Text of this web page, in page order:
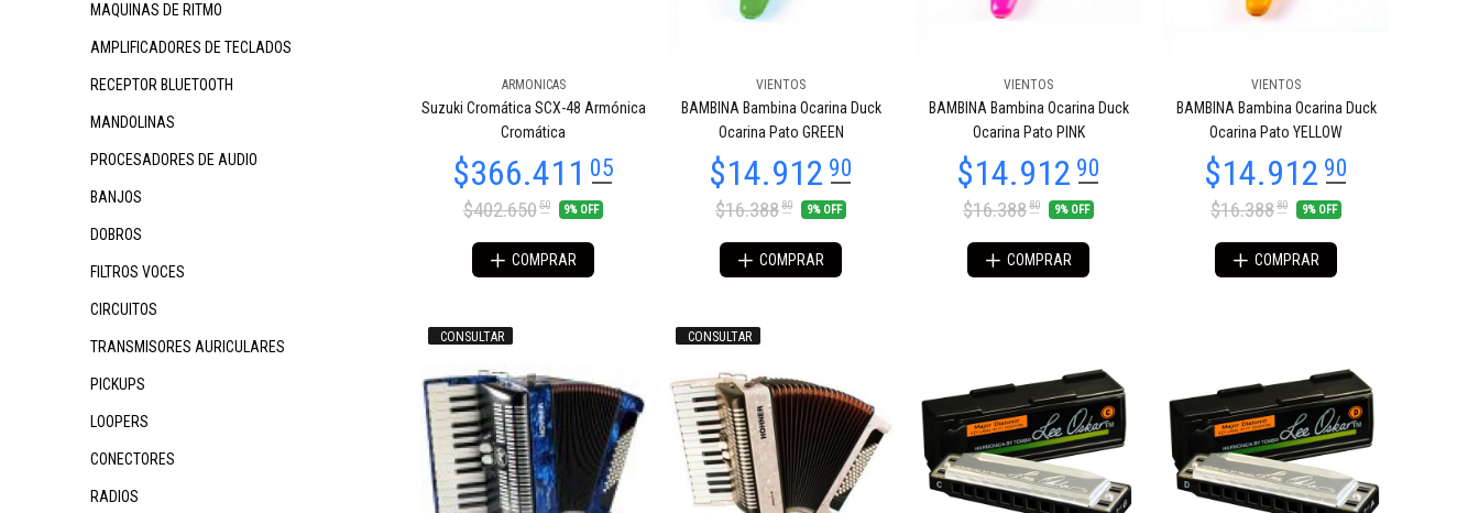
MAQUINAS DE RITMO
AMPLIFICADORES DE TECLADOS
RECEPTOR BLUETOOTH
MANDOLINAS
PROCESADORES DE AUDIO
BANJOS
DOBROS
FILTROS VOCES
CIRCUITOS
TRANSMISORES AURICULARES
PICKUPS
LOOPERS
CONECTORES
RADIOS
ARMONICAS
Suzuki Cromática SCX-48 Armónica
Cromática
$402.65050 9% OFF
COMPRAR
VIENTOS
BAMBINA Bambina Ocarina Duck
Ocarina Pato GREEN
$16.38880 9% OFF
COMPRAR
VIENTOS
BAMBINA Bambina Ocarina Duck
Ocarina Pato PINK
$16.38880 9% OFF
COMPRAR
VIENTOS
BAMBINA Bambina Ocarina Duck
Ocarina Pato YELLOW
$16.38880 9% OFF
COMPRAR
CONSULTAR CONSULTAR
$2.598.11188 $100.547 72 $100.547
$100.547